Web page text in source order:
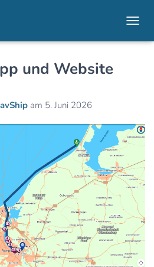
und Website
am 5. Juni 2026